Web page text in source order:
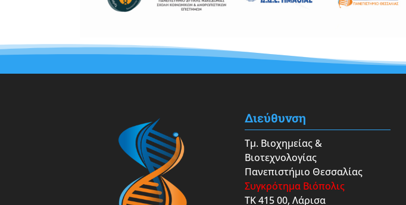
Διεύθυνση
Τμ. Βιοχημείας &
Βιοτεχνολογίας
Πανεπιστήμιο Θεσσαλίας
Συγκρότημα Βιόπολις
ΤΚ 415 00, Λάρισα